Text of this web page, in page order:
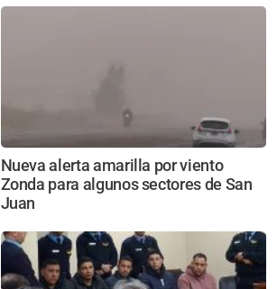
Nueva alerta amarilla por viento
Zonda para algunos sectores de San
Juan